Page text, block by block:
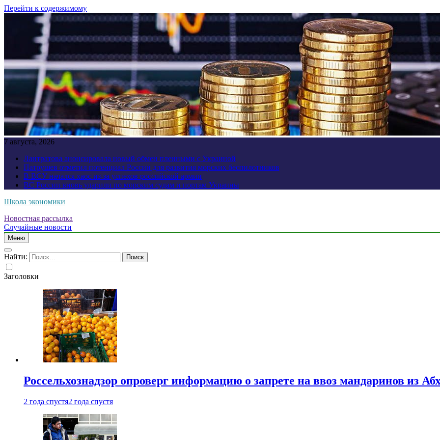
Перейти к содержимому
7 августа, 2026
Лантратова анонсировала новый обмен пленными с Украиной
Патрушев отметил потенциал России для развития морских беспилотников
В ВСУ начался хаос из-за успехов российской армии
ВС России вновь ударили по морским судам и портам Украины
Школа экономики
Новостная рассылка
Случайные новости
Меню
Найти:
Заголовки
Россельхознадзор опроверг информацию о запрете на ввоз мандаринов из
2 года спустя2 года спустя